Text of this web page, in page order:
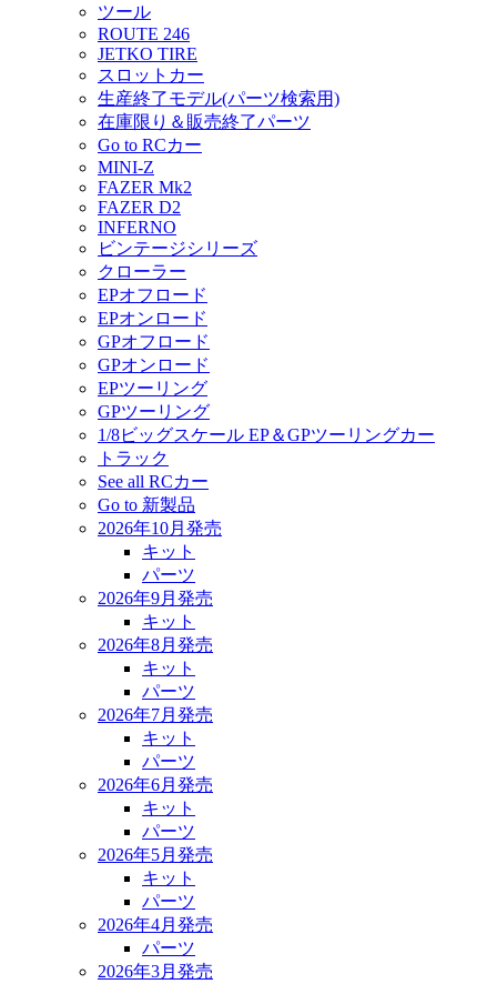
ツール
ROUTE 246
JETKO TIRE
スロットカー
生産終了モデル(パーツ検索用)
在庫限り＆販売終了パーツ
Go to RCカー
MINI-Z
FAZER Mk2
FAZER D2
INFERNO
ビンテージシリーズ
クローラー
EPオフロード
EPオンロード
GPオフロード
GPオンロード
EPツーリング
GPツーリング
1/8ビッグスケール EP＆GPツーリングカー
トラック
See all RCカー
Go to 新製品
2026年10月発売
キット
パーツ
2026年9月発売
キット
2026年8月発売
キット
パーツ
2026年7月発売
キット
パーツ
2026年6月発売
キット
パーツ
2026年5月発売
キット
パーツ
2026年4月発売
パーツ
2026年3月発売